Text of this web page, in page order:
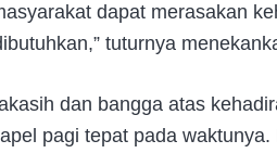
dapat merasakan
tuturnya
dan bangga atas
pagi tepat pada